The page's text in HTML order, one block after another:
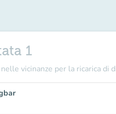
1
vicinanze per la ricarica di